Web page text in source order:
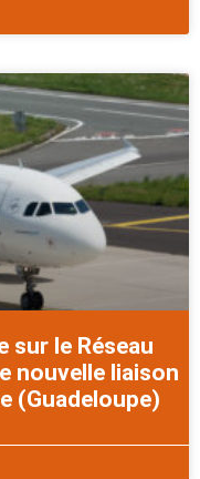
le Réseau
nouvelle liaison
(Guadeloupe)